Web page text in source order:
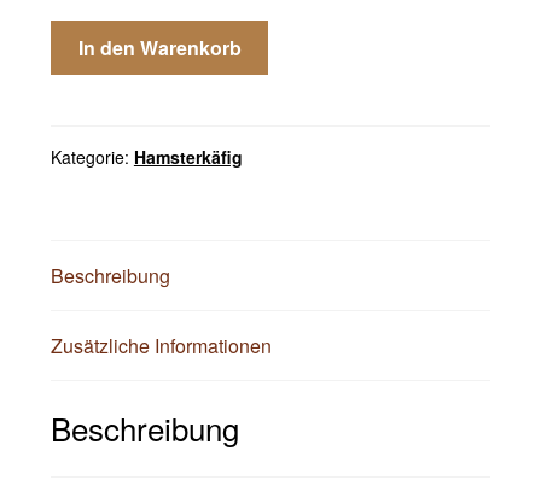
Hamsterkäfig
Mäusekäfig
Schublade
Hamster
Menge
In den Warenkorb
Kategorie: Hamsterkäfig
Beschreibung
Zusätzliche Informationen
Beschreibung